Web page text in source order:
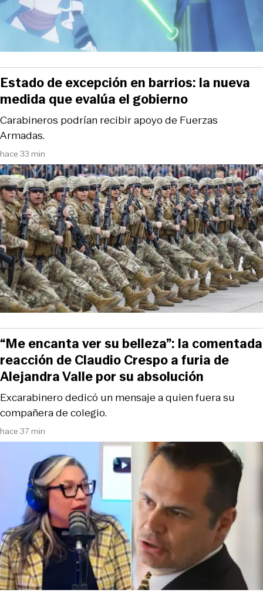
hace 33 min
Carabineros podrían recibir apoyo de Fuerzas
Armadas.
Estado de excepción en barrios: la nueva
medida que evalúa el gobierno
hace 37 min
Excarabinero dedicó un mensaje a quien fuera su
compañera de colegio.
“Me encanta ver su belleza”: la comentada
reacción de Claudio Crespo a furia de
Alejandra Valle por su absolución